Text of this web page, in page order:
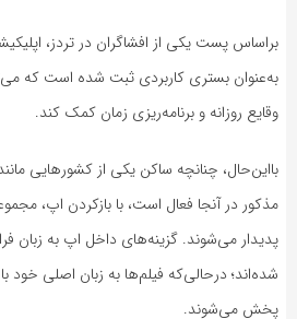
به‌عنوان بستری کاربردی ثبت شده است که
وقایع روزانه و برنامه‌ریزی زمان کمک کند.
بااین‌حال، چنانچه ساکن یکی از کشورهایی
مذکور در آنجا فعال است، با بازکردن اپ،
پدیدار می‌شوند. گزینه‌های داخل اپ به زبان
شده‌اند؛ درحالی‌که فیلم‌ها به زبان اصلی خود
پخش می‌شوند.